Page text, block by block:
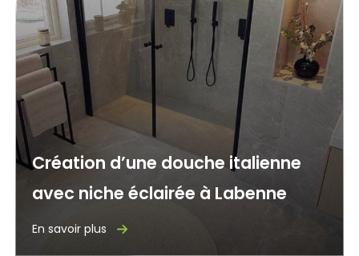
Création d’une douche italienne
avec niche éclairée à Labenne
En savoir plus